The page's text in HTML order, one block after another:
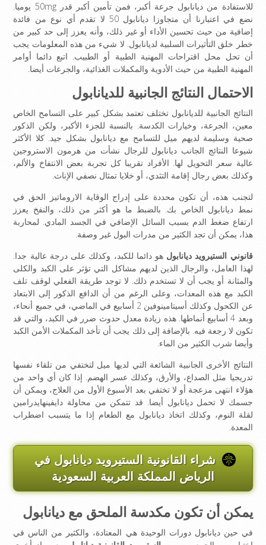
للاستفادة من ديانابول جرعة أكبر، فمن تأمين أكبر قدر 50mg يوميا.
نضع في اعتبارنا أن متجاوزا ديانابول 50 لا تقدم أي نوع من فائدة
إضافية من حيث تحسين الأداء أو غير ذلك، وأنه يعزز إلى حد كبير من
خطر خلق التأثيرات السلبية لديانابول. لا شيء من هذه المعلومات يجب
أن تحل محل اقتراحات المهنية الطبية أو الطبيب. اتبع دائما أوامر
المهنية الطبية من حيث الأدوية والمكملات الغذائية، والجرعات أيضا.
الاحتمال النتائج الجانبية للديانابول
النتائج الجانبية للديانابول تختلف تعتمد بشكل كبير على التسامح الخاص
معين، الجرعة، وخيارات الكدسة. بالنسبة للجزء الأكبر، ولكن الذكور
صحية وسليمة لديهم ميل للتسامح مع ديانابول بشكل جيد. كلا الأكثر
شيوعا النتائج الجانب ديانابول للرجال نشأت من هرمون الاستروجين
عالية سعر التحويل لها. الأفراد تقريبا كل تجربة بعض الانتفاخ والألم،
وكذلك بعض رجال إقامة التثدي، أو خلايا تمثال نصفي الإناث.
لتجنب هذه، أن تكون محددة على إدراج الوقاية الاروماتيز الحق في
نمط ديانابول الخاص بك. بالضبط ما هو أكثر من ذلك، والنفخ يعزز
ارتفاع ضغط الدم بسبب السائل الإضافي في الجسد المادي. لمحاربة
هذا، يمكن أن تجد الكثير من مدرات البول غير وصفة.
قانوني الستيرويد ديانابول هو دائما للكبد، وكذلك على درجة عالية جدا.
لهذا العامل، والرجال الذين لديهم مشاكل التي تؤثر على الكبد والكلى
والمثانة أو يجب أن لا تستخدم ذلك. لا توجد طريقة الفعلي لوقف تلف
الكبد مع هذه المعدات، وعلى الرغم من أن الدافع الذكور إلى الابتعاد
عن الكحول وكذلك أسيتامينوفين 2 أسابيع في الماضي، في جميع أنحاء،
وبعد 4 أسابيع أنماطها. هذه زيادة معدل حدوث ضرر في الكبد، والتي قد
تكون لا رجعة فيه. بالإضافة إلى ذلك يجب أن تأخذ المكملات الأمن الكبد
وأيضا شرب الكثير من الماء.
النتائج الأخرى الجانبية الشائعة التي لديها ميل لتختفي من تلقاء نفسها
تدريجيا مثل الصداع، والأرق، وكذلك عسر الهضم. إذا كان أي واحد من
هؤلاء انتهى مزعجة أو لا تختفي بعد الأسبوع الأول من العلاج، ويمكن أن
جسمك لا تحمل ديانابول أيضا. قد تتمكن من محاولة دايفينهايدرامين
لقلة النوم، وكذلك اتخاذ ديانابول مع الطعام إذا ما يتسبب اضطراب
المعدة.
شراء القانونية الستيرويد ديانابول في
الرياض المملكة العربية السعودية
يمكن أن تكون مكدسة الملحق مع ديانابول
في حين ديانابول دورات الوحيدة هي المعتادة، والكثير من الناس في